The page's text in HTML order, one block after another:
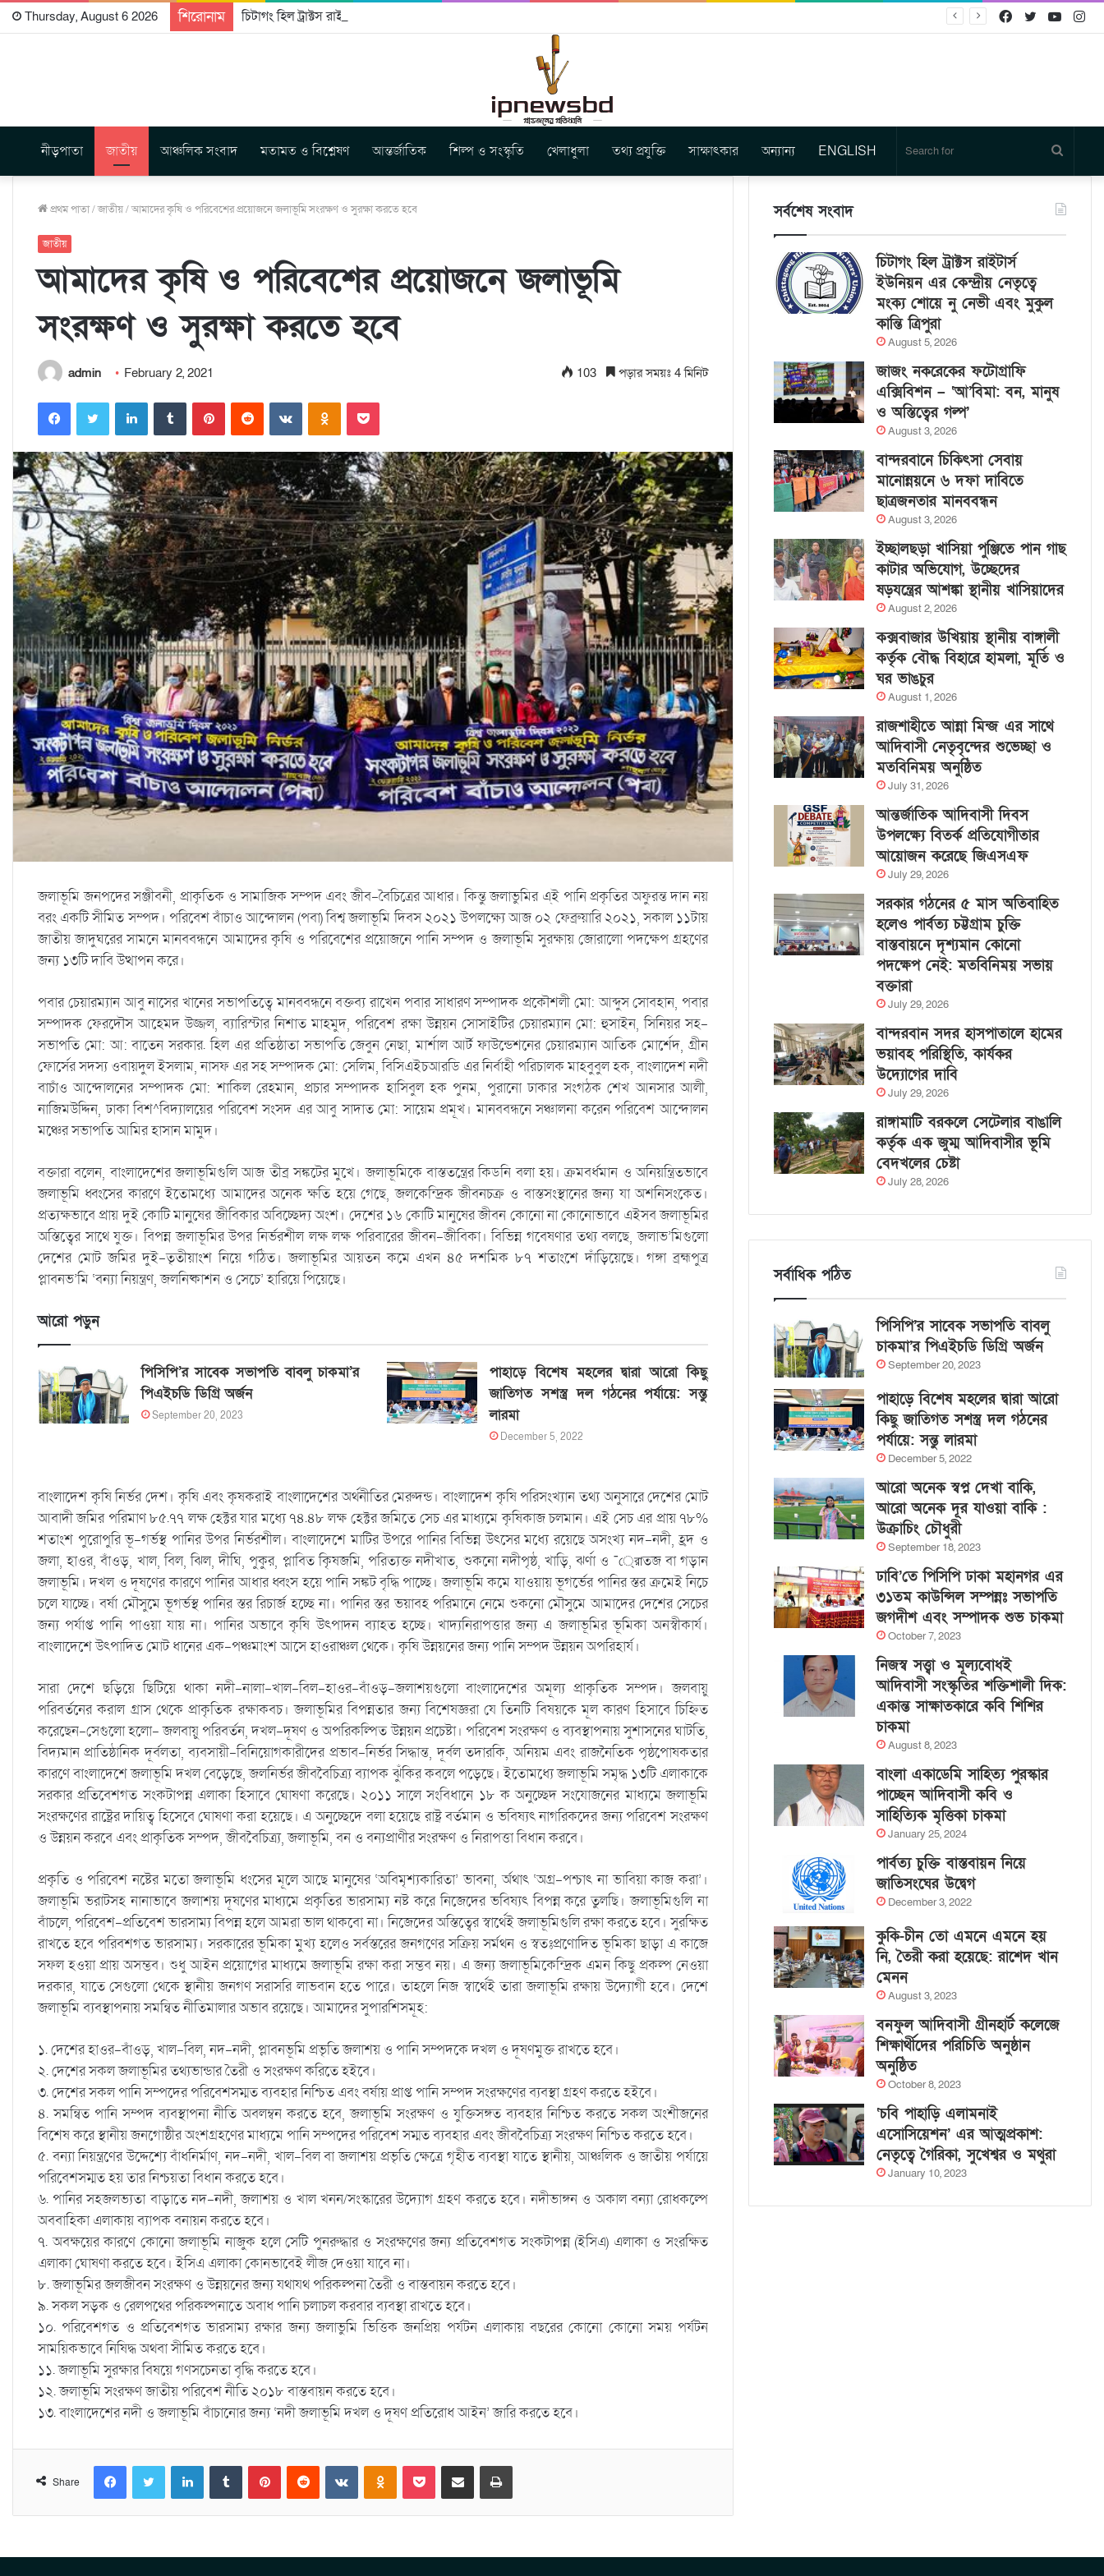
Thursday, August 6 2026 শিরোনাম চিটাগং হিল ট্রাক্টস রাইটার্স ইউনিয়ন এর কেন্দ্রীয় নেতৃত্বে মংক্য শোয়ে নু নেভী এবং মুকুল কান্তি ত্রিপুরা Twitter
Facebook
নীড়পাতা জাতীয় আঞ্চলিক সংবাদ মতামত ও বিশ্লেষণ আন্তর্জাতিক শিল্প ও সংস্কৃতি খেলাধুলা তথ্য প্রযুক্তি সাক্ষাৎকার অন্যান্য ENGLISH
for
প্রথম পাতা/জাতীয়/আমাদের কৃষি ও পরিবেশের প্রয়োজনে জলাভূমি সংরক্ষণ ও সুরক্ষা করতে হবে
জাতীয়
আমাদের কৃষি ও পরিবেশের প্রয়োজনে জলাভূমি
সংরক্ষণ ও সুরক্ষা করতে হবে
admin February 2, 2021 103 পড়ার সময়ঃ 4 মিনিট
জলাভূমি জনপদের সঞ্জীবনী, প্রাকৃতিক ও সামাজিক সম্পদ এবং জীব-বৈচিত্রের আধার। কিন্তু জলাভুমির এ্ই পানি প্রকৃতির অফুরন্ত দান নয়
বরং একটি সীমিত সম্পদ। পরিবেশ বাঁচাও আন্দোলন (পবা) বিশ্ব জলাভূমি দিবস ২০২১ উপলক্ষ্যে আজ ০২ ফেব্রুয়ারি ২০২১, সকাল ১১টায়
জাতীয় জাদুঘরের সামনে মানববন্ধনে আমাদের কৃষি ও পরিবেশের প্রয়োজনে পানি সম্পদ ও জলাভূমি সুরক্ষায় জোরালো পদক্ষেপ গ্রহণের
জন্য ১৩টি দাবি উত্থাপন করে।
পবার চেয়ারম্যান আবু নাসের খানের সভাপতিত্বে মানববন্ধনে বক্তব্য রাখেন পবার সাধারণ সম্পাদক প্রকৌশলী মো: আব্দুস সোবহান, পবার
সম্পাদক ফেরদৌস আহেমদ উজ্জল, ব্যারিস্টার নিশাত মাহমুদ, পরিবেশ রক্ষা উন্নয়ন সোসাইটির চেয়ারম্যান মো: হুসাইন, সিনিয়র সহ-
সভাপতি মো: আ: বাতেন সরকার. হিল এর প্রতিষ্ঠাতা সভাপতি জেবুন নেছা, মার্শাল আর্ট ফাউন্ডেশনের চেয়ারম্যান আতিক মোর্শেদ, গ্রীন
ফোর্সের সদস্য ওবায়দুল ইসলাম, নাসফ এর সহ সম্পাদক মো: সেলিম, বিসিএইচআরডি এর নির্বাহী পরিচালক মাহবুবুল হক, বাংলাদেশ নদী
বাচাঁও আন্দোলনের সম্পাদক মো: শাকিল রেহমান, প্রচার সম্পাদক হাসিবুল হক পুনম, পুরানো ঢাকার সংগঠক শেখ আনসার আলী,
নাজিমউদ্দিন, ঢাকা বিশ^বিদ্যালয়ের পরিবেশ সংসদ এর আবু সাদাত মো: সায়েম প্রমূখ। মানববন্ধনে সঞ্চালনা করেন পরিবেশ আন্দোলন
মঞ্চের সভাপতি আমির হাসান মামুদ।
বক্তারা বলেন, বাংলাদেশের জলাভূমিগুলি আজ তীব্র সঙ্কটের মুখে। জলাভূমিকে বাস্ততন্ত্রের কিডনি বলা হয়। ক্রমবর্ধমান ও অনিয়ন্ত্রিতভাবে
জলাভূমি ধ্বংসের কারণে ইতোমধ্যে আমাদের অনেক ক্ষতি হয়ে গেছে, জলকেন্দ্রিক জীবনচক্র ও বাস্তসংস্থানের জন্য যা অশনিসংকেত।
প্রত্যক্ষভাবে প্রায় দুই কোটি মানুষের জীবিকার অবিচ্ছেদ্য অংশ। দেশের ১৬ কোটি মানুষের জীবন কোনো না কোনোভাবে এইসব জলাভূমির
অস্তিত্বের সাথে যুক্ত। বিপন্ন জলাভূমির উপর নির্ভরশীল লক্ষ লক্ষ পরিবারের জীবন-জীবিকা। বিভিন্ন গবেষণার তথ্য বলছে, জলাভ’মিগুলো
দেশের মোট জমির দুই-তৃতীয়াংশ নিয়ে গঠিত। জলাভূমির আয়তন কমে এখন ৪৫ দশমিক ৮৭ শতাংশে দাঁড়িয়েছে। গঙ্গা ব্রহ্মপুত্র
প্লাবনভ’মি ‘বন্যা নিয়ন্ত্রণ, জলনিষ্কাশন ও সেচে’ হারিয়ে পিয়েছে।
আরো পড়ুন
পিসিপি’র সাবেক সভাপতি বাবলু চাকমা’র
পিএইচডি ডিগ্রি অর্জন
September 20, 2023
পাহাড়ে বিশেষ মহলের দ্বারা আরো কিছু
জাতিগত সশস্ত্র দল গঠনের পর্যায়ে: সন্তু
লারমা
December 5, 2022
বাংলাদেশ কৃষি নির্ভর দেশ। কৃষি এবং কৃষকরাই বাংলাদেশের অর্থনীতির মেরুদন্ড। বাংলাদেশ কৃষি পরিসংখ্যান তথ্য অনুসারে দেশের মোট
আবাদী জমির পরিমাণ ৮৫.৭৭ লক্ষ হেক্টর যার মধ্যে ৭৪.৪৮ লক্ষ হেক্টর জমিতে সেচ এর মাধ্যমে কৃষিকাজ চলমান। এই সেচ এর প্রায় ৭৮%
শতাংশ পুরোপুরি ভূ-গর্ভস্থ পানির উপর নির্ভরশীল। বাংলাদেশে মাটির উপরে পানির বিভিন্ন উৎসের মধ্যে রয়েছে অসংখ্য নদ-নদী, হ্রদ ও
জলা, হাওর, বাঁওড়, খাল, বিল, ঝিল, দীঘি, পুকুর, প্লাবিত কৃিষজমি, পরিত্যক্ত নদীখাত, শুকনো নদীপৃষ্ঠ, খাড়ি, ঝর্ণা ও ¯্রােতজ বা গড়ান
জলাভূমি। দখল ও দূষণের কারণে পানির আধার ধ্বংস হয়ে পানি সঙ্কট বৃদ্ধি পাচ্ছে। জলাভূমি কমে যাওয়ায় ভূগর্ভের পানির স্তর ক্রমেই নিচে
চলে যাচ্ছে। বর্ষা মৌসুমে ভূগর্ভস্থ পানির স্তর রিচার্জ হচ্ছে না। পানির স্তর ভয়াবহ পরিমানে নেমে শুকনো মৌসুমে আমাদের দেশের সেচের
জন্য পর্যাপ্ত পানি পাওয়া যায় না। পানির অভাবে কৃষি উৎপাদন ব্যাহত হচ্ছে। খাদ্যনিরাপত্তার জন্য এ জলাভূমির ভূমিকা অনস্বীকার্য।
বাংলাদেশে উৎপাদিত মোট ধানের এক-পঞ্চমাংশ আসে হাওরাঞ্চল থেকে। কৃষি উন্নয়নের জন্য পানি সম্পদ উন্নয়ন অপরিহার্য।
সারা দেশে ছড়িয়ে ছিটিয়ে থাকা নদী-নালা-খাল-বিল-হাওর-বাঁওড়-জলাশয়গুলো বাংলাদেশের অমূল্য প্রাকৃতিক সম্পদ। জলবায়ু
পরিবর্তনের করাল গ্রাস থেকে প্রাকৃতিক রক্ষাকবচ। জলাভূমির বিপন্নতার জন্য বিশেষজ্ঞরা যে তিনটি বিষয়কে মূল কারণ হিসাবে চিহ্নিত
করেছেন-সেগুলো হলো- জলবায়ু পরিবর্তন, দখল-দূষণ ও অপরিকল্পিত উন্নয়ন প্রচেষ্টা। পরিবেশ সংরক্ষণ ও ব্যবস্থাপনায় সুশাসনের ঘাটতি,
বিদ্যমান প্রাতিষ্ঠানিক দূর্বলতা, ব্যবসায়ী-বিনিয়োগকারীদের প্রভাব-নির্ভর সিদ্ধান্ত, দূর্বল তদারকি, অনিয়ম এবং রাজনৈতিক পৃষ্ঠপোষকতার
কারণে বাংলাদেশে জলাভূমি দখল বেড়েছে, জলনির্ভর জীববৈচিত্র্য ব্যাপক ঝুঁকির কবলে পড়েছে। ইতোমধ্যে জলাভূমি সমৃদ্ধ ১৩টি এলাকাকে
সরকার প্রতিবেশগত সংকটাপন্ন এলাকা হিসাবে ঘোষণা করেছে। ২০১১ সালে সংবিধানে ১৮ ক অনুচ্ছেদ সংযোজনের মাধ্যমে জলাভূমি
সংরক্ষণের রাষ্ট্রের দায়িত্ব হিসেবে ঘোষণা করা হয়েছে। এ অনুচ্ছেদে বলা হয়েছে রাষ্ট্র বর্তমান ও ভবিষ্যৎ নাগরিকদের জন্য পরিবেশ সংরক্ষণ
ও উন্নয়ন করবে এবং প্রাকৃতিক সম্পদ, জীববৈচিত্র্য, জলাভূমি, বন ও বন্যপ্রাণীর সংরক্ষণ ও নিরাপত্তা বিধান করবে।
প্রকৃতি ও পরিবেশ নষ্টের মতো জলাভূমি ধংসের মূলে আছে মানুষের ‘অবিমৃশ্যকারিতা’ ভাবনা, র্অথাৎ ‘অগ্র-পশ্চাৎ না ভাবিয়া কাজ করা’।
জলাভূমি ভরাটসহ নানাভাবে জলাশয় দূষণের মাধ্যমে প্রকৃতির ভারসাম্য নষ্ট করে নিজেদের ভবিষ্যৎ বিপন্ন করে তুলছি। জলাভূমিগুলি না
বাঁচলে, পরিবেশ-প্রতিবেশ ভারসাম্য বিপন্ন হলে আমরা ভাল থাকবো না। নিজেদের অস্তিত্বের স্বার্থেই জলাভূমিগুলি রক্ষা করতে হবে। সুরক্ষিত
রাখতে হবে পরিবশগত ভারসাম্য। সরকারের ভূমিকা মুখ্য হলেও সর্বস্তরের জনগণের সক্রিয় সর্মথন ও স্বতঃপ্রণোদিত ভূমিকা ছাড়া এ কাজে
সফল হওয়া প্রায় অসম্ভব। শুধু আইন প্রয়োগের মাধ্যমে জলাভূমি রক্ষা করা সম্ভব নয়। এ জন্য জলাভূমিকেন্দ্রিক এমন কিছু প্রকল্প নেওয়া
দরকার, যাতে সেগুলো থেকে স্থানীয় জনগণ সরাসরি লাভবান হতে পারে। তাহলে নিজ স্বার্থেই তারা জলাভূমি রক্ষায় উদ্যোগী হবে। দেশে
জলাভূমি ব্যবস্থাপনায় সমন্বিত নীতিমালার অভাব রয়েছে। আমাদের সুপারশিসমূহ:
১. দেশের হাওর-বাঁওড়, খাল-বিল, নদ-নদী, প্লাবনভূমি প্রভৃতি জলাশয় ও পানি সম্পদকে দখল ও দূষণমুক্ত রাখতে হবে।
২. দেশের সকল জলাভূমির তথ্যভান্ডার তৈরী ও সংরক্ষণ করিতে হইবে।
৩. দেশের সকল পানি সম্পদের পরিবেশসম্মত ব্যবহার নিশ্চিত এবং বর্ষায় প্রাপ্ত পানি সম্পদ সংরক্ষণের ব্যবস্থা গ্রহণ করতে হইবে।
৪. সমন্বিত পানি সম্পদ ব্যবস্থাপনা নীতি অবলম্বন করতে হবে, জলাভূমি সংরক্ষণ ও যুক্তিসঙ্গত ব্যবহার নিশ্চিত করতে সকল অংশীজনের
বিশেষ করে স্থানীয় জনগোষ্ঠীর অংশগ্রহণের মাধ্যমে পানি সম্পদের পরিবেশ সম্মত ব্যবহার এবং জীববৈচিত্র্য সংরক্ষণ নিশ্চিত করতে হবে।
৫. বন্যা নিয়ন্ত্রণের উদ্দেশ্যে বাঁধনির্মাণ, নদ-নদী, খাল-বিল বা জলাশয় প্রভৃতি ক্ষেত্রে গৃহীত ব্যবস্থা যাতে স্থানীয়, আঞ্চলিক ও জাতীয় পর্যায়ে
পরিবেশসম্মত হয় তার নিশ্চয়তা বিধান করতে হবে।
৬. পানির সহজলভ্যতা বাড়াতে নদ-নদী, জলাশয় ও খাল খনন/সংস্কারের উদ্যোগ গ্রহণ করতে হবে। নদীভাঙ্গন ও অকাল বন্যা রোধকল্পে
অববাহিকা এলাকায় ব্যাপক বনায়ন করতে হবে।
৭. অবক্ষয়ের কারণে কোনো জলাভূমি নাজুক হলে সেটি পুনরুদ্ধার ও সংরক্ষণের জন্য প্রতিবেশগত সংকটাপন্ন (ইসিএ) এলাকা ও সংরক্ষিত
এলাকা ঘোষণা করতে হবে। ইসিএ এলাকা কোনভাবেই লীজ দেওয়া যাবে না।
৮. জলাভূমির জলজীবন সংরক্ষণ ও উন্নয়নের জন্য যথাযথ পরিকল্পনা তৈরী ও বাস্তবায়ন করতে হবে।
৯. সকল সড়ক ও রেলপথের পরিকল্পনাতে অবাধ পানি চলাচল করবার ব্যবস্থা রাখতে হবে।
১০. পরিবেশগত ও প্রতিবেশগত ভারসাম্য রক্ষার জন্য জলাভুমি ভিত্তিক জনপ্রিয় পর্যটন এলাকায় বছরের কোনো কোনো সময় পর্যটন
সাময়িকভাবে নিষিদ্ধ অথবা সীমিত করতে হবে।
১১. জলাভূমি সুরক্ষার বিষয়ে গণসচেনতা বৃদ্ধি করতে হবে।
১২. জলাভূমি সংরক্ষণ জাতীয় পরিবেশ নীতি ২০১৮ বাস্তবায়ন করতে হবে।
১৩. বাংলাদেশের নদী ও জলাভূমি বাঁচানোর জন্য ‘নদী জলাভূমি দখল ও দূষণ প্রতিরোধ আইন’ জারি করতে হবে।
Share
সর্বশেষ সংবাদ
চিটাগং হিল ট্রাক্টস রাইটার্স
ইউনিয়ন এর কেন্দ্রীয় নেতৃত্বে
মংক্য শোয়ে নু নেভী এবং মুকুল
কান্তি ত্রিপুরা
August 5, 2026
জাজং নকরেকের ফটোগ্রাফি
এক্সিবিশন – ‘আ’বিমা: বন, মানুষ
ও অস্তিত্বের গল্প’
August 3, 2026
বান্দরবানে চিকিৎসা সেবায়
মানোন্নয়নে ৬ দফা দাবিতে
ছাত্রজনতার মানববন্ধন
August 3, 2026
ইচ্ছালছড়া খাসিয়া পুঞ্জিতে পান গাছ
কাটার অভিযোগ, উচ্ছেদের
ষড়যন্ত্রের আশঙ্কা স্থানীয় খাসিয়াদের
August 2, 2026
কক্সবাজার উখিয়ায় স্থানীয় বাঙ্গালী
কর্তৃক বৌদ্ধ বিহারে হামলা, মূর্তি ও
ঘর ভাঙচুর
August 1, 2026
রাজশাহীতে আন্না মিন্জ এর সাথে
আদিবাসী নেতৃবৃন্দের শুভেচ্ছা ও
মতবিনিময় অনুষ্ঠিত
July 31, 2026
আন্তর্জাতিক আদিবাসী দিবস
উপলক্ষ্যে বিতর্ক প্রতিযোগীতার
আয়োজন করেছে জিএসএফ
July 29, 2026
সরকার গঠনের ৫ মাস অতিবাহিত
হলেও পার্বত্য চট্টগ্রাম চুক্তি
বাস্তবায়নে দৃশ্যমান কোনো
পদক্ষেপ নেই: মতবিনিময় সভায়
বক্তারা
July 29, 2026
বান্দরবান সদর হাসপাতালে হামের
ভয়াবহ পরিস্থিতি, কার্যকর
উদ্যোগের দাবি
July 29, 2026
রাঙ্গামাটি বরকলে সেটেলার বাঙালি
কর্তৃক এক জুম্ম আদিবাসীর ভূমি
বেদখলের চেষ্টা
July 28, 2026
সর্বাধিক পঠিত
পিসিপি’র সাবেক সভাপতি বাবলু
চাকমা’র পিএইচডি ডিগ্রি অর্জন
September 20, 2023
পাহাড়ে বিশেষ মহলের দ্বারা আরো
কিছু জাতিগত সশস্ত্র দল গঠনের
পর্যায়ে: সন্তু লারমা
December 5, 2022
আরো অনেক স্বপ্ন দেখা বাকি,
আরো অনেক দূর যাওয়া বাকি :
উক্রাচিং চৌধুরী
September 18, 2023
ঢাবি’তে পিসিপি ঢাকা মহানগর এর
৩১তম কাউন্সিল সম্পন্নঃ সভাপতি
জগদীশ এবং সম্পাদক শুভ চাকমা
October 7, 2023
নিজস্ব সত্ত্বা ও মূল্যবোধই
আদিবাসী সংস্কৃতির শক্তিশালী দিক:
একান্ত সাক্ষাতকারে কবি শিশির
চাকমা
August 8, 2023
বাংলা একাডেমি সাহিত্য পুরস্কার
পাচ্ছেন আদিবাসী কবি ও
সাহিত্যিক মৃত্তিকা চাকমা
January 25, 2024
পার্বত্য চুক্তি বাস্তবায়ন নিয়ে
জাতিসংঘের উদ্বেগ
December 3, 2022
কুকি-চীন তো এমনে এমনে হয়
নি, তৈরী করা হয়েছে: রাশেদ খান
মেনন
August 3, 2023
বনফুল আদিবাসী গ্রীনহার্ট কলেজে
শিক্ষার্থীদের পরিচিতি অনুষ্ঠান
অনুষ্ঠিত
October 8, 2023
‘চবি পাহাড়ি এলামনাই
এসোসিয়েশন’ এর আত্মপ্রকাশ:
নেতৃত্বে গৈরিকা, সুখেশ্বর ও মথুরা
January 10, 2023